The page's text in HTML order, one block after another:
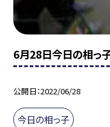
6月28日今日の相っ
公開日 2022/06/28
今日の相っ子